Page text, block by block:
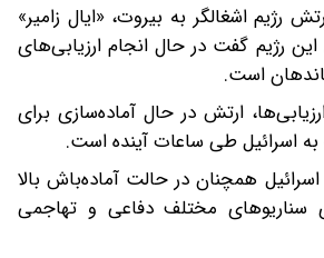
رژیم اشغالگر به بیروت، «ایال زامیر»
رژیم گفت در حال انجام ارزیابی‌های
است.
ارتش در حال آماده‌سازی برای
اسرائیل طی ساعات آینده است.
اسرائیل همچنان در حالت آماده‌باش بالا
سناریوهای مختلف دفاعی و تهاجمی